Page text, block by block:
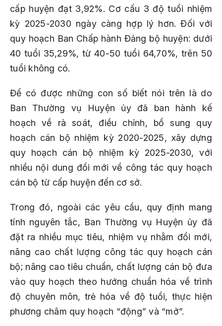
cấp huyện đạt 3,92%. Cơ cấu 3 độ tuổi nhiệm
kỳ 2025-2030 ngày càng hợp lý hơn. Đối với
quy hoạch Ban Chấp hành Đảng bộ huyện: dưới
40 tuổi 35,29%, từ 40-50 tuổi 64,70%, trên 50
tuổi không có.
Để có được những con số biết nói trên là do
Ban Thường vụ Huyện ủy đã ban hành kế
hoạch về rà soát, điều chỉnh, bổ sung quy
hoạch cán bộ nhiệm kỳ 2020-2025, xây dựng
quy hoạch cán bộ nhiệm kỳ 2025-2030, với
nhiều nội dung đổi mới về công tác quy hoạch
cán bộ từ cấp huyện đến cơ sở.
Trong đó, ngoài các yêu cầu, quy định mang
tính nguyên tắc, Ban Thường vụ Huyện ủy đã
đặt ra nhiều mục tiêu, nhiệm vụ nhằm đổi mới,
nâng cao chất lượng công tác quy hoạch cán
bộ; nâng cao tiêu chuẩn, chất lượng cán bộ đưa
vào quy hoạch theo hướng chuẩn hóa về trình
độ chuyên môn, trẻ hóa về độ tuổi, thực hiện
phương châm quy hoạch “động” và “mở”.